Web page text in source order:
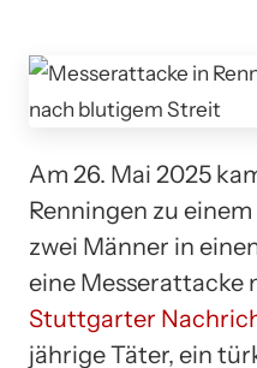
Am 26. Mai 2025
Renningen zu
zwei Männer in
eine Messerattacke
Stuttgarter
jährige Täter, ein